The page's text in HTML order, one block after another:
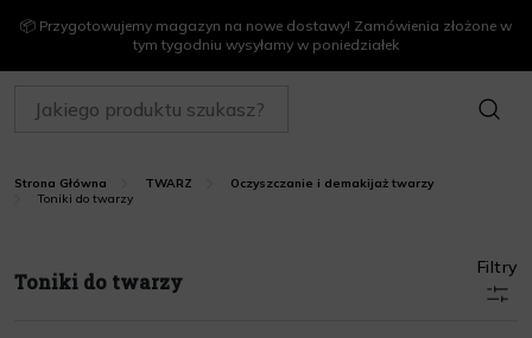
📦 Przygotowujemy magazyn na nowe dostawy! Zamówienia złożone w
tym tygodniu wysyłamy w poniedziałek
SZUKAJ
Strona Główna TWARZ
Oczyszczanie i demakijaż twarzy
Toniki do twarzy
Toniki do twarzy
Filtry